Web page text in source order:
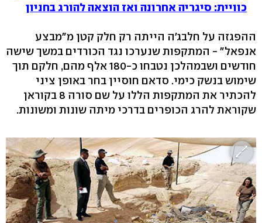
כוויית: סיגריה אחרונה ואז הוצאה להורג בחניון
ההפגזה על חלבג'ה הייתה רק חלק קטן מ"מבצע
אנפאל" - המתקפות שנערכו נגד הכורדים במשך שישה
חודשים ושבמהלכן נטבחו כ-180 אלף מהם, חלקם תוך
שימוש בנשק כימי. סדאם חוסיין בחר באופן ציני
להכתיר את המתקפות הללו על שם סורה 8 בקוראן
שקוראת להרג הכופרים בדרכי מיתה שונות ומשונות.